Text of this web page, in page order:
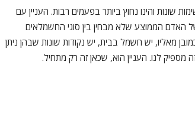
שונות והינו נחוץ ביותר בפעמים רבות. העניין עם
האדם הממוצע שלא מבחין בין סוגי החשמלאים
מאליו, יש חשמל בבית, יש נקודות שונות שבהן ניתן
מספיק לנו. העניין הוא, שכאן זה רק מתחיל.